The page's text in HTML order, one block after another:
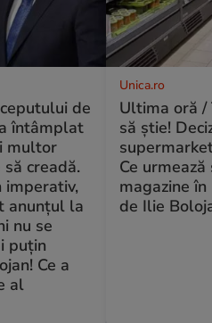
de
întâmplat
multor
creadă.
imperativ,
anunțul la
nu se
puțin
Ce a
al
Unica.ro
Ultima oră /
să știe!
Ce
magazine
de Ilie